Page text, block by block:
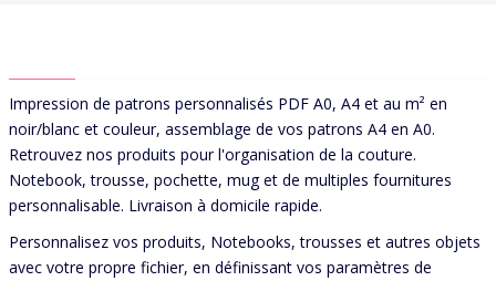
Impression de patrons personnalisés PDF A0, A4 et au m² en
noir/blanc et couleur, assemblage de vos patrons A4 en A0.
Retrouvez nos produits pour l'organisation de la couture.
Notebook, trousse, pochette, mug et de multiples fournitures
personnalisable. Livraison à domicile rapide.
Personnalisez vos produits, Notebooks, trousses et autres objets
avec votre propre fichier, en définissant vos paramètres de